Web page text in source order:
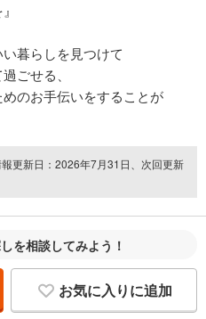
暮らしを見つけて
ごせる、
のお手伝いをすることが
更新日：2026年7月31日、次回更新
を相談してみよう！
お気に入りに追加